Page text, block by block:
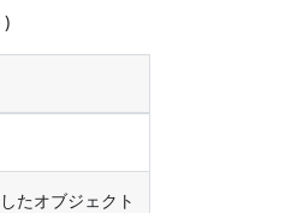
)
たオブジェクト